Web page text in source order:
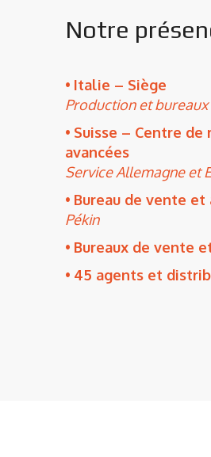
Notre
Italie – Siège
Production et bureaux
Suisse – Centre
avancées
Service Allemagne et
Bureau de vente
Pékin
Bureaux de vente
45 agents et